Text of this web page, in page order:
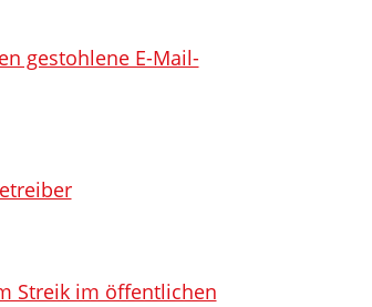
gestohlene E-Mail-
Streik im öffentlichen